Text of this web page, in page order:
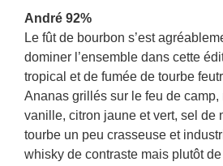
André 92%
Le fût de bourbon s’est
dominer l’ensemble dans cette
tropical et de fumée de tourbe
Ananas grillés sur le feu de camp,
vanille, citron jaune et vert, sel de
tourbe un peu crasseuse et
whisky de contraste mais plutôt